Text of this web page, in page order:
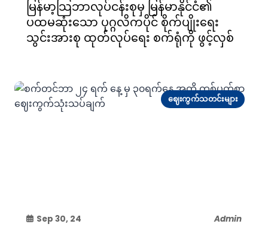
မြန်မာ့သြဘာလုပ်ငန်းစုမှ မြန်မာနိုင်ငံ၏
ပထမဆုံးသော ပုဂ္ဂလိကပိုင် စိုက်ပျိုးရေး
သွင်းအားစု ထုတ်လုပ်ရေး စက်ရုံကို ဖွင့်လှစ်
ဈေးကွက်သတင်းများ
Sep 30, 24 Admin